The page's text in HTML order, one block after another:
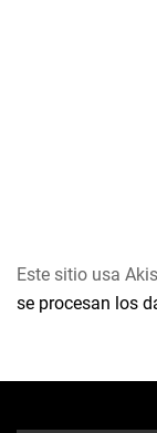
Este sitio usa
se procesan los